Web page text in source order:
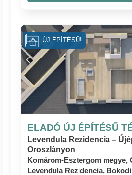
ELADÓ ÚJ ÉPÍTÉSŰ
Levendula Rezidencia –
Oroszlányon
Komárom-Esztergom megye,
Levendula Rezidencia,
ÚJ ÉPÍTÉSŰ!